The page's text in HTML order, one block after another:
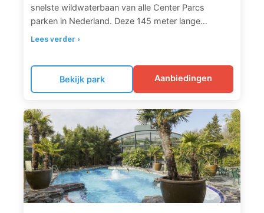
snelste wildwaterbaan van alle Center Parcs
parken in Nederland. Deze 145 meter lange
outdoor wildwaterbaan sleurt je mee door
wildwaterbaan vind je de Duo Racer glijbaan waar
je naast elkaar racet, drie verschillende glijbanen en
exotische vissen. Verder is er een golfslagbad,
verwarmd buitenbad en twee kinderbaden met
jungle-thema. Kinderen kunnen zelfs een
duikintroductie doen met onderwaterscooter. Het
zwembad combineert tropische sferen met top
waterattracties.
Lees verder ›
Bekijk park Aanbiedingen